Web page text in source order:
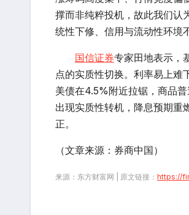
撑而非纯粹投机，故此我们认
统性下修、信用与流动性环境
国信证券专家田地表示，
点的实质性切换。利率易上难
美债在4.5%附近拉锯，商品普
出现实质性转机，降息预期重
正。
（文章来源：券商中国）
来源：东方财富网 | 原文链接： https://